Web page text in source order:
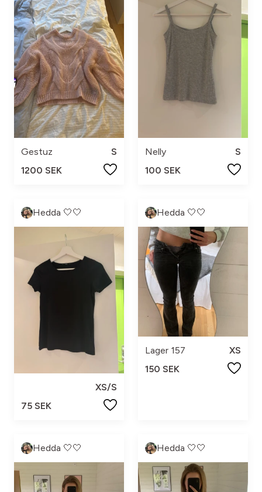
Gestuz
S
1200 SEK
Nelly
S
100 SEK
Hedda 🤍🤍
XS/S
75 SEK
Hedda 🤍🤍
Lager 157
XS
150 SEK
Hedda 🤍🤍 Hedda 🤍🤍